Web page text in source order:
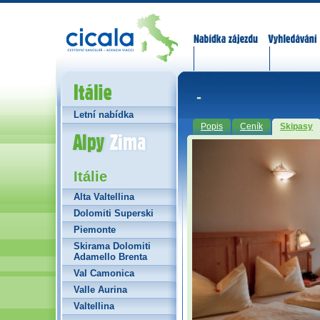
-
Popis Ceník Skipasy
Itálie
Letní nabídka
Alpy Zima
Itálie
Alta Valtellina
Dolomiti Superski
Piemonte
Skirama Dolomiti
Adamello Brenta
Val Camonica
Valle Aurina
Valtellina